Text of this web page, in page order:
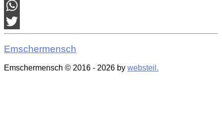
Email
WhatsApp
Twitter
Emschermensch
Emschermensch © 2016 - 2026 by websteil.